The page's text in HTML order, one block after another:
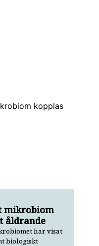
mikrobiom
åldrande
har visat
biologiskt